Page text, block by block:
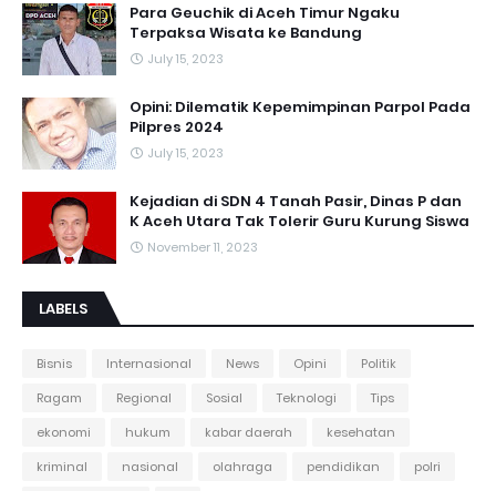
Para Geuchik di Aceh Timur Ngaku
Terpaksa Wisata ke Bandung
July 15, 2023
Opini: Dilematik Kepemimpinan Parpol Pada
Pilpres 2024
July 15, 2023
Kejadian di SDN 4 Tanah Pasir, Dinas P dan
K Aceh Utara Tak Tolerir Guru Kurung Siswa
November 11, 2023
LABELS
Bisnis Internasional News Opini
Politik
Ragam
Regional Sosial Teknologi
Tips
ekonomi
hukum kabar daerah
kesehatan
kriminal
nasional olahraga pendidikan
polri